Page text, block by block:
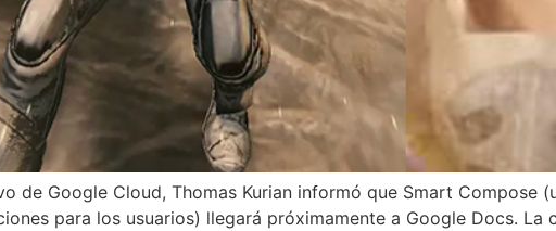
de Google Cloud, Thomas Kurian informó que Smart Compose
para los usuarios) llegará próximamente a Google Docs. La